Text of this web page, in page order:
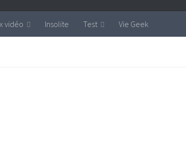
vidéo Insolite Test Vie Geek